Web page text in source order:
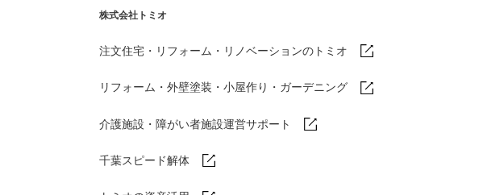
株式会社トミオ
注文住宅・リフォーム・リノベーションのトミオ
リフォーム・外壁塗装・小屋作り・ ガーデニング
介護施設・障がい者施設運営サポート
千葉スピード解体